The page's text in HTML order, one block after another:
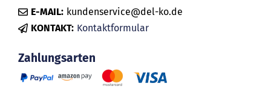
E-MAIL: kundenservice@del-ko.de
KONTAKT: Kontaktformular
Zahlungsarten